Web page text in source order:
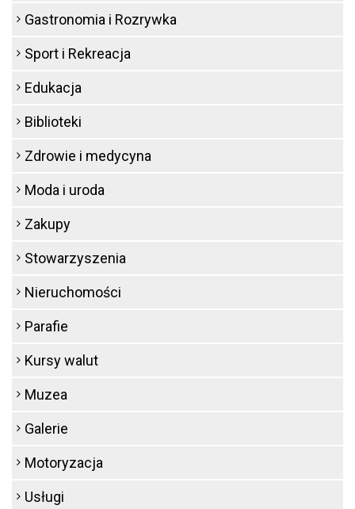
Gastronomia i Rozrywka
Sport i Rekreacja
Edukacja
Biblioteki
Zdrowie i medycyna
Moda i uroda
Zakupy
Stowarzyszenia
Nieruchomości
Parafie
Kursy walut
Muzea
Galerie
Motoryzacja
Usługi